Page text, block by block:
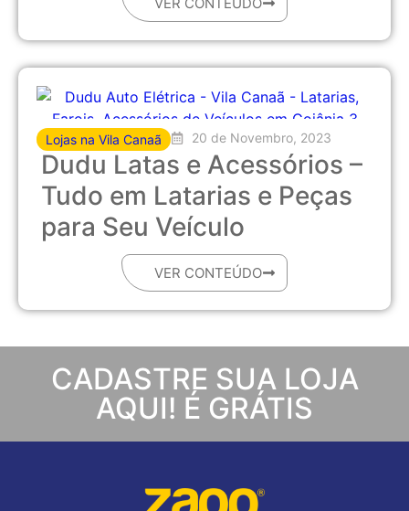
Lojas na Vila Canaã 20 de Novembro, 2023
Dudu Latas e Acessórios –
Tudo em Latarias e Peças
para Seu Veículo
VER CONTEÚDO
CADASTRE SUA LOJA
AQUI! É GRÁTIS